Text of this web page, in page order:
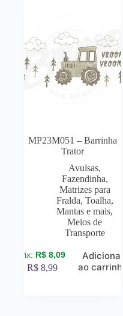
MP23M051 – Barrinha
Trator
Avulsas,
Fazendinha,
Matrizes para
Fralda, Toalha,
Mantas e mais,
Meios de
Transporte
R$ 8,09
R$ 8,99
Adicionar
ao carrinho